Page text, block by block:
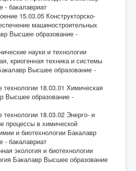
- бакалавриат
15.03.05 Конструкторско-
машиностроительных
Высшее образование -
науки и технологии
криогенная техника и системы
Высшее образование -
технологии 18.03.01 Химическая
Высшее образование -
18.03.02 Энерго- и
процессы в химической
и биотехнологии Бакалавр
- бакалавриат
экология и биотехнологии
Бакалавр Высшее образование